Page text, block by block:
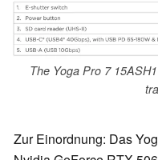
The Yoga Pro 7
Zur Einordnung: Das